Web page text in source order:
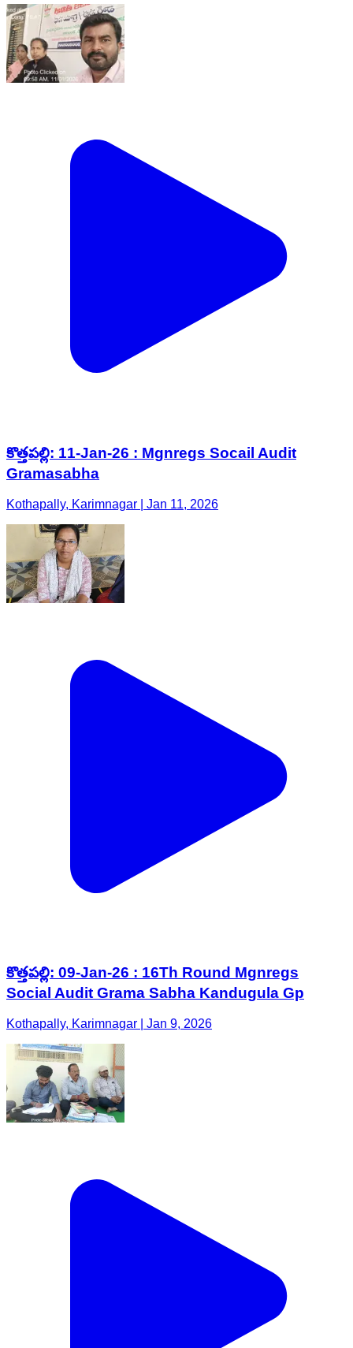
కొత్తపల్లి: 11-Jan-26 : Mgnregs Socail Audit
Gramasabha
Kothapally, Karimnagar | Jan 11, 2026
కొత్తపల్లి: 09-Jan-26 : 16Th Round Mgnregs
Social Audit Grama Sabha Kandugula Gp
Kothapally, Karimnagar | Jan 9, 2026